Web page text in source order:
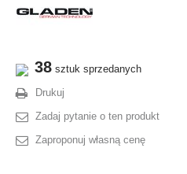
38 sztuk sprzedanych
Drukuj
Zadaj pytanie o ten produkt
Zaproponuj własną cenę